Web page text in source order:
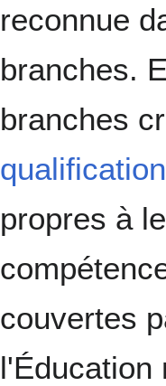
reconnue
branches.
branches
propres à
couvertes
l'Éducation